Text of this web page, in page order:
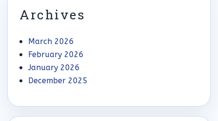
Archives
March 2026
February 2026
January 2026
December 2025